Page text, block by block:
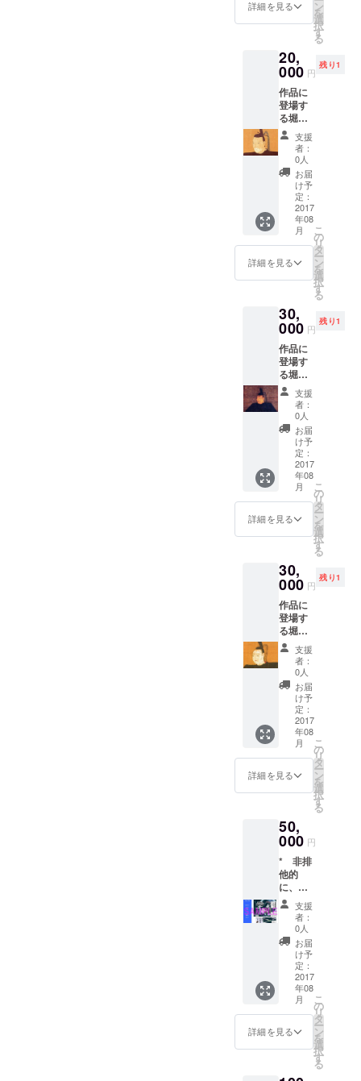
** A4
コピー
用紙で
作者は
デジタ
ルで仕
上げて
いるの
で、原
画は未
完成な
線画で
す。 *
著作財
産権の
渡され
るの
よび譲
渡権で
す。そ
の他の
著作財
産権の
支分権
は譲渡
されま
せん。
デザイ
非常に
大きい
です。
このイ
ラスト
はパイ
ロット
版とお
考えく
ださ
い。 こ
のイラ
ストは
電子書
籍の巻
末ある
いは裏
す。 原
画のサ
24.5cm
× 21cm
です。
ミリペ
ン。墨
汁。切
り抜い
た漫画
用原稿
用紙
（上質
紙）に
いるた
め、薄
ライン
が入っ
ていま
す。 著
作財産
権のう
ち譲渡
される
のは、
所有権
および
譲渡権
です。
その他
の著作
の支分
権は譲
ん。
す。
太って
はおら
ゲあ
り。歴
史人物
として
は大物
です *
物語の
メイン
となる
ギャグ
に必要
な、重
要な
キャラ
です *
とはい
え、ほ
くても
数コ
マ、顔
が出る
くらい
で、セ
リフや
動きは
ほとん
どない
予定で
す *
ギャグ
のため
に出演
が必要
不可欠
出れば
い
そうい
う役割
のキャ
ラです
* 購入
者の性
別・外
観に関
係な
く、ヒ
ゲを生
やしま
ガネは
外しま
らせま
す。ご
了承く
ださい
* ヒゲ
を生や
した
り、メ
ガネが
無くな
ると、
購入者
に似な
くなる
可能性
なりま
す。ご
詳細を見る ン
を
選
択
す
る
20,
000 円
残り1
作品に
登場す
る堀尾
忠氏
（松江
城の築
城を開
始し
た）に
なれる
権利で
す。 ・
二十代
の姿で
登場し
ます。
者の性
別・外
観に関
係な
く、ヒ
ゲをう
すく生
やしま
す。メ
ガネは
外しま
す。ご
了承く
ださい
・購入
者の性
別・外
代は剃
らせて
いただ
きます
が、お
そらく
この
キャラ
は烏帽
子を被
らせて
登場さ
せるこ
とにな
るで
しょう
・髪型
りメガ
ネが無
くなる
と、購
入者に
似なく
なる可
能性が
高くな
りま
す。ご
了承く
ださい
・女性
の購入
です
が、月
支援
者：
0人
お届
け予
定：
2017
年08
月
詳細を見る
こ
の
リ
タ
ー
ン
を
選
択
す
る
30,
000 円
残り1
作品に
登場す
る堀尾
吉晴
（豊臣
家の重
臣）に
なれる
権利で
す。 *
杖がな
いと
立って
られな
いレベ
ルの老
で登場
しま
す。 *
購入者
の性
別・外
観に関
係な
く、月
代は剃
りま
す。ヒ
ゲをう
すく生
やしま
す。メ
ガネは
ださい *
髪型が
大幅に
変わっ
たりメ
ガネが
無くな
ると、
購入者
に「似
なくな
る」可
能性が
高くな
りま
す。ご
了承く
ださい *
支援
者：
0人
お届
け予
定：
2017
年08
月
詳細を見る
こ
の
リ
タ
ー
ン
を
選
択
す
る
30,
000 円
残り1
作品に
登場す
る堀尾
忠晴に
なれる
権利で
す。 ・
十代の
姿（元
服後）
で登場
しま
す。 ・
購入者
の性
別・外
係な
く、月
代は剃
りま
す。メ
ガネは
外しま
す。ご
了承く
ださい
・女性
の購入
も可能
です
が、月
代が加
わる点
支援
者：
0人
お届
け予
定：
2017
年08
月
詳細を見る
こ
の
リ
タ
ー
ン
を
選
択
す
る
50,
000 円
* 非排
他的
に、購
入者の
有する
サイト
に完成
した本
作品を
掲載す
ること
ができ
ます。
* 個人/
法人/自
治体を
支援
者：
0人
お届
け予
定：
2017
年08
月
詳細を見る
こ
の
リ
タ
ー
ン
を
選
択
す
る